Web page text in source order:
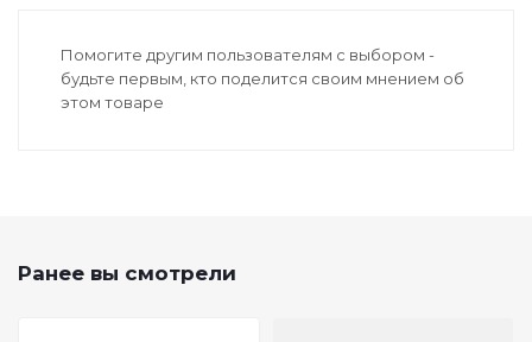
Помогите другим пользователям с выбором -
будьте первым, кто поделится своим мнением об
этом товаре
Ранее вы смотрели